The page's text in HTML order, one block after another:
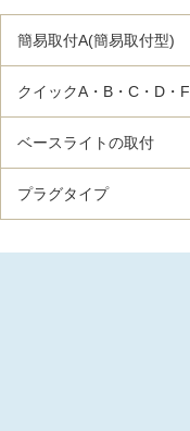
簡易取付A(簡易取付型)
クイックA・B・C・D・F
ベースライトの取付
プラグタイプ